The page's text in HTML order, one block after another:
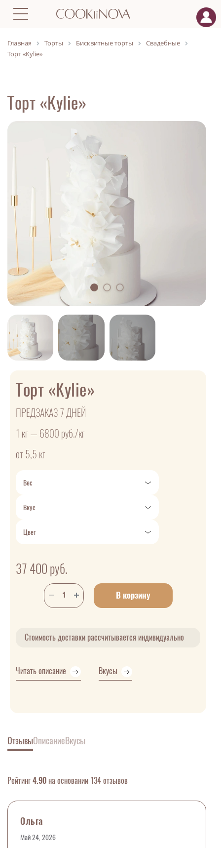
Главная Торты Бисквитные торты
Свадебные
Торт «Kylie»
Торт «Kylie»
Торт «Kylie»
ПРЕДЗАКАЗ 7 ДНЕЙ
1 кг — 6800 руб./кг
от 5,5 кг
Вес
Вкус
Цвет
37 400 руб.
В корзину
Стоимость доставки рассчитывается индивидуально
Читать описание Вкусы
ОтзывыОписаниеВкусы
Рейтинг4.90 на основании 134 отзывов
Ольга
Май 24, 2026